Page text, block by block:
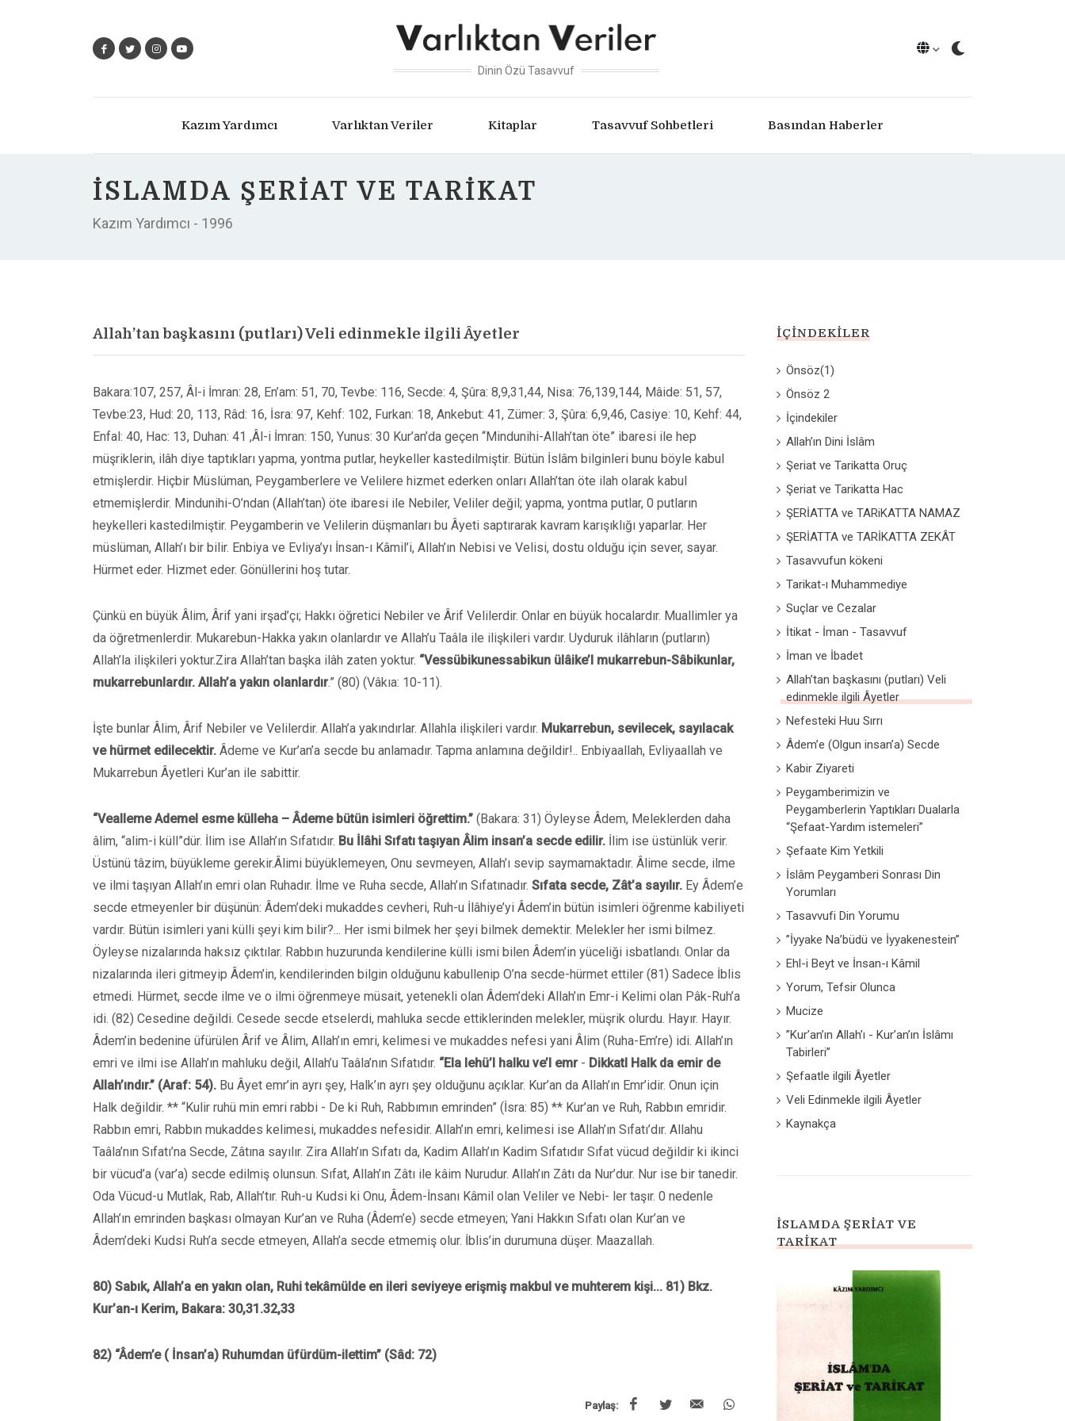
Dinin Özü Tasavvuf
Kazım Yardımcı Varlıktan Veriler Kitaplar Tasavvuf Sohbetleri Basından Haberler
İSLAMDA ŞERIAT VE TARIKAT
Kazım Yardımcı - 1996
Allah’tan başkasını (putları) Veli edinmekle ilgili Âyetler
Bakara:107, 257, Âl-i İmran: 28, En’am: 51, 70, Tevbe: 116, Secde: 4, Şûra: 8,9,31,44, Nisa: 76,139,144, Mâide: 51, 57,
Tevbe:23, Hud: 20, 113, Râd: 16, İsra: 97, Kehf: 102, Furkan: 18, Ankebut: 41, Zümer: 3, Şûra: 6,9,46, Casiye: 10, Kehf: 44,
Enfal: 40, Hac: 13, Duhan: 41 ,Âl-i İmran: 150, Yunus: 30 Kur’an’da geçen “Mindunihi-Allah’tan öte” ibaresi ile hep
müşriklerin, ilâh diye taptıkları yapma, yontma putlar, heykeller kastedilmiştir. Bütün İslâm bilginleri bunu böyle kabul
etmişlerdir. Hiçbir Müslüman, Peygamberlere ve Velilere hizmet ederken onları Allah’tan öte ilah olarak kabul
etmemişlerdir. Mindunihi-O’ndan (Allah’tan) öte ibaresi ile Nebiler, Veliler değil; yapma, yontma putlar, 0 putların
heykelleri kastedilmiştir. Peygamberin ve Velilerin düşmanları bu Âyeti saptırarak kavram karışıklığı yaparlar. Her
müslüman, Allah’ı bir bilir. Enbiya ve Evliya’yı İnsan-ı Kâmil’i, Allah’ın Nebisi ve Velisi, dostu olduğu için sever, sayar.
Hürmet eder. Hizmet eder. Gönüllerini hoş tutar.
Çünkü en büyük Âlim, Ârif yani irşad’çı; Hakkı öğretici Nebiler ve Ârif Velilerdir. Onlar en büyük hocalardır. Muallimler ya
da öğretmenlerdir. Mukarebun-Hakka yakın olanlardır ve Allah’u Taâla ile ilişkileri vardır. Uyduruk ilâhların (putların)
Allah’la ilişkileri yoktur.Zira Allah’tan başka ilâh zaten yoktur. “Vessübikunessabikun ülâike’l mukarrebun-Sâbikunlar,
mukarrebunlardır. Allah’a yakın olanlardır.” (80) (Vâkıa: 10-11).
İşte bunlar Âlim, Ârif Nebiler ve Velilerdir. Allah’a yakındırlar. Allahla ilişkileri vardır. Mukarrebun, sevilecek, sayılacak
ve hürmet edilecektir. Âdeme ve Kur’an’a secde bu anlamadır. Tapma anlamına değildir!.. Enbiyaallah, Evliyaallah ve
Mukarrebun Âyetleri Kur’an ile sabittir.
“Vealleme Ademel esme külleha – Âdeme bütün isimleri öğrettim.” (Bakara: 31) Öyleyse Âdem, Meleklerden daha
âlim, “alim-i küll”dür. İlim ise Allah’ın Sıfatıdır. Bu İlâhi Sıfatı taşıyan Âlim insan’a secde edilir. İlim ise üstünlük verir.
Üstünü tâzim, büyükleme gerekir.Âlimi büyüklemeyen, Onu sevmeyen, Allah’ı sevip saymamaktadır. Âlime secde, ilme
ve ilmi taşıyan Allah’ın emri olan Ruhadır. İlme ve Ruha secde, Allah’ın Sıfatınadır. Sıfata secde, Zât’a sayılır. Ey Âdem’e
secde etmeyenler bir düşünün: Âdem’deki mukaddes cevheri, Ruh-u İlâhiye’yi Âdem’in bütün isimleri öğrenme kabiliyeti
vardır. Bütün isimleri yani külli şeyi kim bilir?... Her ismi bilmek her şeyi bilmek demektir. Melekler her ismi bilmez.
Öyleyse nizalarında haksız çıktılar. Rabbın huzurunda kendilerine külli ismi bilen Âdem’in yüceliği isbatlandı. Onlar da
nizalarında ileri gitmeyip Âdem’in, kendilerinden bilgin olduğunu kabullenip O’na secde-hürmet ettiler (81) Sadece İblis
etmedi. Hürmet, secde ilme ve o ilmi öğrenmeye müsait, yetenekli olan Âdem’deki Allah’ın Emr-i Kelimi olan Pâk-Ruh’a
idi. (82) Cesedine değildi. Cesede secde etselerdi, mahluka secde ettiklerinden melekler, müşrik olurdu. Hayır. Hayır.
Âdem’in bedenine üfürülen Ârif ve Âlim, Allah’ın emri, kelimesi ve mukaddes nefesi yani Âlim (Ruha-Em’re) idi. Allah’ın
emri ve ilmi ise Allah’ın mahluku değil, Allah’u Taâla’nın Sıfatıdır. “Ela lehü’l halku ve’l emr- Dikkatl Halk da emir de
Allah’ındır.” (Araf: 54). Bu Âyet emr’in ayrı şey, Halk’ın ayrı şey olduğunu açıklar. Kur’an da Allah’ın Emr’idir. Onun için
Halk değildir. ** “Kulir ruhü min emri rabbi - De ki Ruh, Rabbımın emrinden” (İsra: 85) ** Kur’an ve Ruh, Rabbın emridir.
Rabbın emri, Rabbın mukaddes kelimesi, mukaddes nefesidir. Allah’ın emri, kelimesi ise Allah’ın Sıfatı’dır. Allahu
Taâla’nın Sıfatı’na Secde, Zâtına sayılır. Zira Allah’ın Sıfatı da, Kadim Allah’ın Kadim Sıfatıdır Sıfat vücud değildir ki ikinci
bir vücud’a (var’a) secde edilmiş olunsun. Sıfat, Allah’ın Zâtı ile kâim Nurudur. Allah’ın Zâtı da Nur’dur. Nur ise bir tanedir.
Oda Vücud-u Mutlak, Rab, Allah’tır. Ruh-u Kudsi ki Onu, Âdem-İnsanı Kâmil olan Veliler ve Nebi- ler taşır. 0 nedenle
Allah’ın emrinden başkası olmayan Kur’an ve Ruha (Âdem’e) secde etmeyen; Yani Hakkın Sıfatı olan Kur’an ve
Âdem’deki Kudsi Ruh’a secde etmeyen, Allah’a secde etmemiş olur. İblis’in durumuna düşer. Maazallah.
80) Sabık, Allah’a en yakın olan, Ruhi tekâmülde en ileri seviyeye erişmiş makbul ve muhterem kişi... 81) Bkz.
Kur’an-ı Kerim, Bakara: 30,31.32,33
82) “Âdem’e ( İnsan’a) Ruhumdan üfürdüm-ilettim” (Sâd: 72)
Paylaş:
İÇINDEKILER
Önsöz(1)
Önsöz 2
İçindekiler
Allah’ın Dini İslâm
Şeriat ve Tarikatta Oruç
Şeriat ve Tarikatta Hac
ŞERİATTA ve TARiKATTA NAMAZ
ŞERİATTA ve TARİKATTA ZEKÂT
Tasavvufun kökeni
Tarikat-ı Muhammediye
Suçlar ve Cezalar
İtikat - İman - Tasavvuf
İman ve İbadet
Allah’tan başkasını (putları) Veli
edinmekle ilgili Âyetler
Nefesteki Huu Sırrı
Âdem’e (Olgun insan’a) Secde
Kabir Ziyareti
Peygamberimizin ve
Peygamberlerin Yaptıkları Dualarla
“Şefaat-Yardım istemeleri”
Şefaate Kim Yetkili
İslâm Peygamberi Sonrası Din
Yorumları
Tasavvufi Din Yorumu
”İyyake Na’büdü ve İyyakenestein”
Ehl-i Beyt ve İnsan-ı Kâmil
Yorum, Tefsir Olunca
Mucize
”Kur’an’ın Allah’ı - Kur’an’ın İslâmı
Tabirleri”
Şefaatle ilgili Âyetler
Veli Edinmekle ilgili Âyetler
Kaynakça
İSLAMDA ŞERIAT VE
TARIKAT